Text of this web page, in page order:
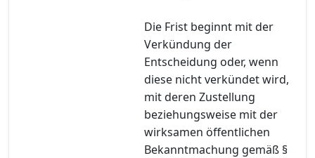
Die Frist beginnt mit der
Verkündung der
Entscheidung oder, wenn
diese nicht verkündet wird,
mit deren Zustellung
beziehungsweise mit der
wirksamen öffentlichen
Bekanntmachung gemäß §